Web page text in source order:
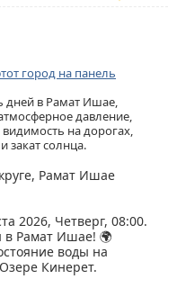
город на панель
дней в Рамат Ишае,
давление,
на дорогах,
закат солнца.
Рамат Ишае
2026, Четверг, 08:00.
в Рамат Ишае! 🌍
воды на
Кинерет.